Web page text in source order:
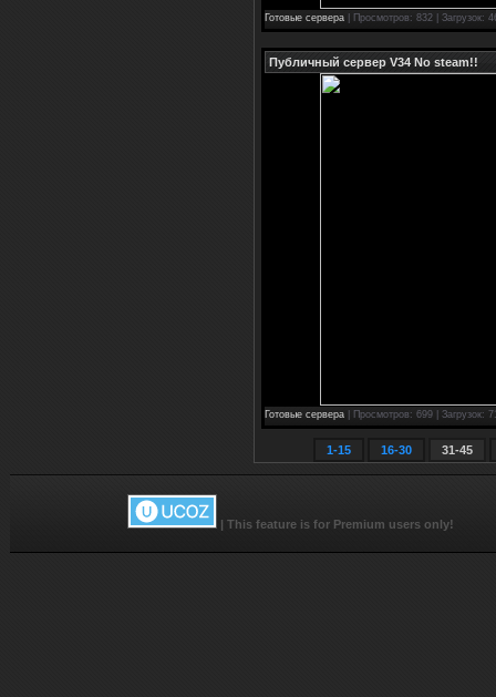
Готовые сервера | Просмотров: 832 | Загрузок:
Публичный сервер V34 No steam!!
Готовые сервера | Просмотров: 699 | Загрузок:
1-15 16-30 31-45
| This feature is for Premium users only!